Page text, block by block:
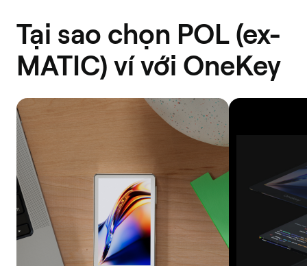
Tại sao chọn POL (ex-
MATIC) ví với OneKey